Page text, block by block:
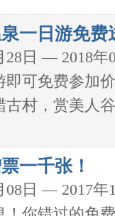
一日游免费
28日 — 2018年
即可免费参加
村，赏美人
一千张！
08日 — 2017年